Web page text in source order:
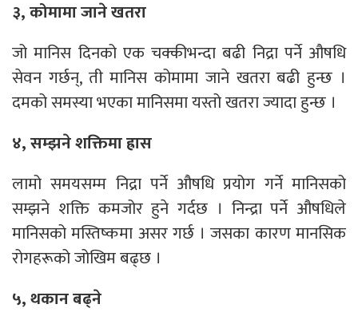
३, कोमामा जाने खतरा
जो मानिस दिनको एक चक्कीभन्दा बढी निद्रा पर्ने औषधि
सेवन गर्छन्, ती मानिस कोमामा जाने खतरा बढी हुन्छ ।
दमको समस्या भएका मानिसमा यस्तो खतरा ज्यादा हुन्छ ।
४, सम्झने शक्तिमा ह्रास
लामो समयसम्म निद्रा पर्ने औषधि प्रयोग गर्ने मानिसको
सम्झने शक्ति कमजोर हुने गर्दछ । निन्द्रा पर्ने औषधिले
मानिसको मस्तिष्कमा असर गर्छ । जसका कारण मानसिक
रोगहरूको जोखिम बढ्छ ।
५, थकान बढ्ने